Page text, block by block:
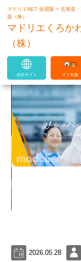
マ
マドリエNET 全国版>北海道
器（株）
マドリエくろか
（株）
自社サイト マド本舗
2026.05.28